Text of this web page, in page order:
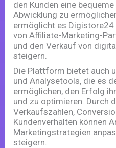
den Kunden eine
Abwicklung zu
ermöglicht es
von Affiliate-Marketing-
und den Verkauf von
steigern.
Die Plattform bietet auch
und Analysetools, die es
ermöglichen, den Erfolg
und zu optimieren. Durch
Verkaufszahlen,
Kundenverhalten können
Marketingstrategien
steigern.